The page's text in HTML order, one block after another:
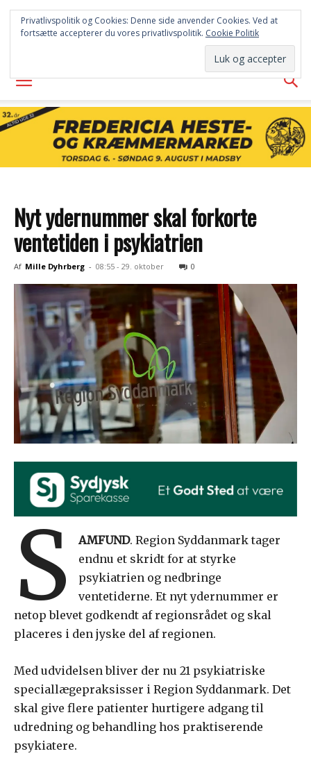
FREDERICIA
AVISEN
Nyt ydernummer skal forkorte
ventetiden i psykiatrien
Af Mille Dyhrberg - 08:55 - 29. oktober 0
S AMFUND. Region Syddanmark tager
endnu et skridt for at styrke
psykiatrien og nedbringe
ventetiderne. Et nyt ydernummer er
netop blevet godkendt af regionsrådet og skal
placeres i den jyske del af regionen.
Med udvidelsen bliver der nu 21 psykiatriske
speciallægepraksisser i Region Syddanmark. Det
skal give flere patienter hurtigere adgang til
udredning og behandling hos praktiserende
psykiatere.
Privatlivspolitik og Cookies: Denne side anvender Cookies. Ved at
fortsætte accepterer du vores privatlivspolitik. Cookie Politik